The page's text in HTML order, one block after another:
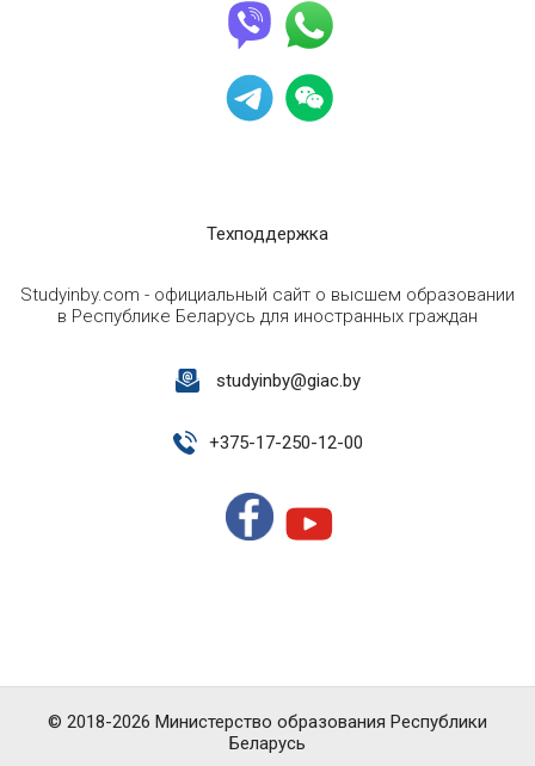
Техподдержка
Studyinby.com - официальный сайт о высшем образовании
в Республике Беларусь для иностранных граждан
studyinby@giac.by
+375-17-250-12-00
© 2018-2026 Министерство образования Республики
Беларусь